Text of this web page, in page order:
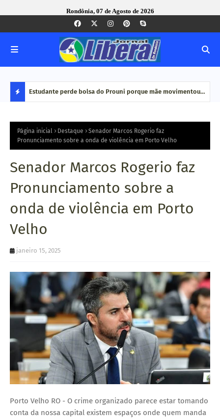
Rondônia, 07 de Agosto de 2026
S
T
A
Q
U
E
Estudante perde bolsa do Prouni porque mãe movimentou
renda', diz
Página inicial Destaque
Senador Marcos Rogerio faz
Pronunciamento sobre a onda de violência em Porto Velho
Senador Marcos Rogerio faz
Pronunciamento sobre a
onda de violência em Porto
Velho
janeiro 15, 2025
Porto Velho RO - O crime organizado parece estar tomando
conta da nossa capital existem espaços onde quem manda